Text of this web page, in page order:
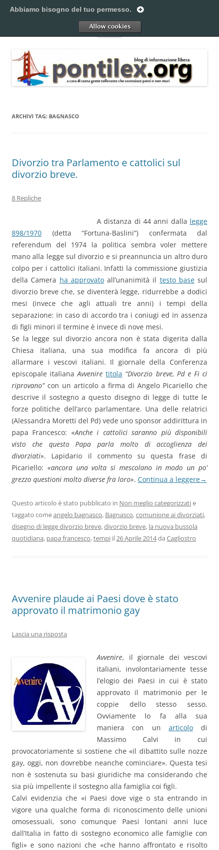
al
Pontilex
Menu
ARCHIVI TAG: BAGNASCO
Divorzio tra Parlamento e cattolici sul
divorzio breve.
8 Repliche
A distanza di 44 anni dalla legge
898/1970 (detta “Fortuna-Baslini”) confermata dal
referendum del 1974 la politica sembra voler mettere
mano alla legge sul divorzio e si preannuncia un altro duro
colpo per i cattolici italiani. Infatti la commissione giustizia
della Camera ha approvatoall’unanimità il testo basesul
divorzio breve che, se diventerà legge, ridurrebbe a dodici
mesi (invece che agli attuali tre anni) i tempi della
separazione: in caso di accordo tra i coniugi ed in assenza
di figli minori il termine è invece di nove mesi.
Se la legge sul divorzio ancora non è stata digerita dalla
Chiesa italiana, una sua modifica fa ancora di più
allarmare i vescovi italiani. Il giornale della Conferenza
episcopale italianaAvvenire titola “Divorzio breve, Pd e Fi ci
riprovano”con un articolo a firma di Angelo Picariello che
descrive il sostegno a questo disegno di legge di tutte le
forze politiche dell’arco parlamentare. Una delle relatrici
(Alessandra Moretti del Pd) vede uno sponsor addirittura in
papa Francesco: «Anche i cattolici saranno più disponibili
visto che questo Papa parla molto di accoglienza dei
divorziati». Lapidario il commento su questa frase di
Picariello: «ancora una volta si mescolano in modo un po’
grezzo questioni molto diverse fra loro». Continua a leggere→
Questo articolo è stato pubblicato in Non meglio categorizzatie
taggato comeangelo bagnasco, Bagnasco,comunione ai divorziati,
disegno di legge divorzio breve,divorzio breve, la nuova bussola
quotidiana, papa francesco,tempi il26 Aprile 2014da Cagliostro
Avvenire plaude ai Paesi dove è stato
approvato il matrimonio gay
Lascia una risposta
Avvenire, il giornale dei vescovi
italiani, involontariamente tesse
l’elogio dei Paesi in cui è stato
approvato il matrimonio per le
coppie dello stesso sesso.
Ovviamente lo fa alla sua
maniera con un articolodi
Massimo Calvi in cui
provocatoriamente si sostiene che «il dibattito sulle nozze
gay, oggi, non dovrebbe neanche cominciare». Questa tesi
non è sostenuta su basi giuridiche ma considerando che
sia più impellente il sostegno alla famiglia coi figli.
Calvi evidenzia che «i Paesi dove vige o sta entrando in
vigore una qualche forma di riconoscimento delle unioni
omosessuali, sono comunque Paesi lontani anni luce
dall’Italia in fatto di sostegno economico alle famiglie con
figli» e sono nazioni che «che hanno affrontato e risolto
Abbiamo bisogno del tuo permesso.